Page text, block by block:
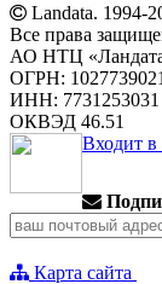
Landata. 1994-
Все права
АО НТЦ
ОГРН:
ИНН: 7731253031
ОКВЭД 46.51
Входит
Карта сайта